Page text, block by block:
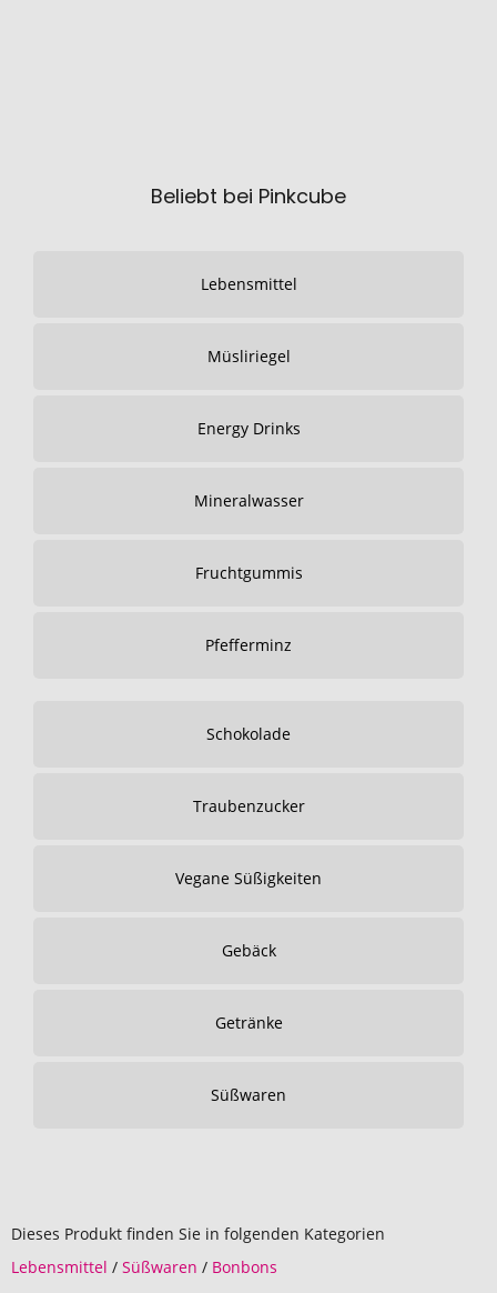
Beliebt bei Pinkcube
Lebensmittel
Müsliriegel
Energy Drinks
Mineralwasser
Fruchtgummis
Pfefferminz
Schokolade
Traubenzucker
Vegane Süßigkeiten
Gebäck
Getränke
Süßwaren
Dieses Produkt finden Sie in folgenden Kategorien
Lebensmittel / Süßwaren / Bonbons